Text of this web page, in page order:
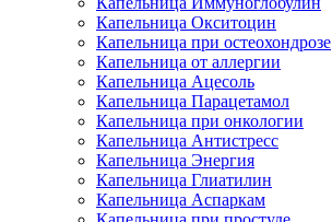
Капельница Окситоцин
Капельница при остеохондрозе
Капельница от аллергии
Капельница Ацесоль
Капельница Парацетамол
Капельница при онкологии
Капельница Антистресс
Капельница Энергия
Капельница Глиатилин
Капельница Аспаркам